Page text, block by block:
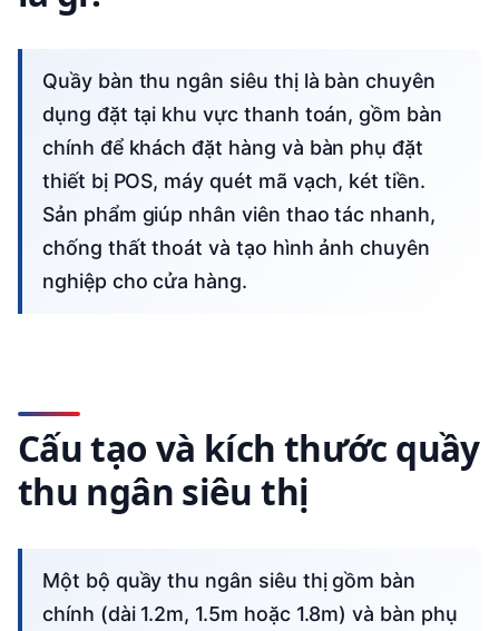
Quầy bàn thu ngân siêu thị là bàn chuyên
dụng đặt tại khu vực thanh toán, gồm bàn
chính để khách đặt hàng và bàn phụ đặt
thiết bị POS, máy quét mã vạch, két tiền.
Sản phẩm giúp nhân viên thao tác nhanh,
chống thất thoát và tạo hình ảnh chuyên
nghiệp cho cửa hàng.
Cấu tạo và kích thước quầy
thu ngân siêu thị
Một bộ quầy thu ngân siêu thị gồm bàn
chính (dài 1.2m, 1.5m hoặc 1.8m) và bàn phụ